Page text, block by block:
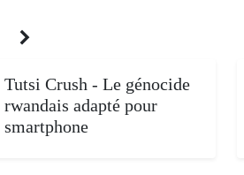
Tutsi Crush - Le génocide
rwandais adapté pour
smartphone